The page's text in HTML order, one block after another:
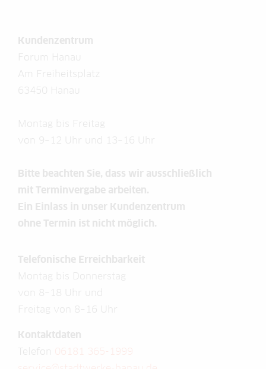
Kundenzentrum
Forum Hanau
Am Freiheitsplatz
63450 Hanau
Montag bis Freitag
von 9–12 Uhr und 13–16 Uhr
Bitte beachten Sie, dass wir ausschließlich
mit Terminvergabe arbeiten.
Ein Einlass in unser Kundenzentrum
ohne Termin ist nicht möglich.
Telefonische Erreichbarkeit
Montag bis Donnerstag
von 8–18 Uhr und
Freitag von 8–16 Uhr
Kontaktdaten
Telefon